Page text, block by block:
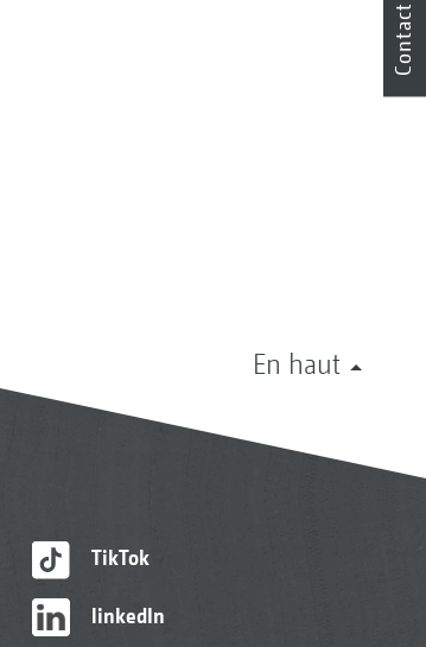
En haut
TikTok
linkedIn
Contact